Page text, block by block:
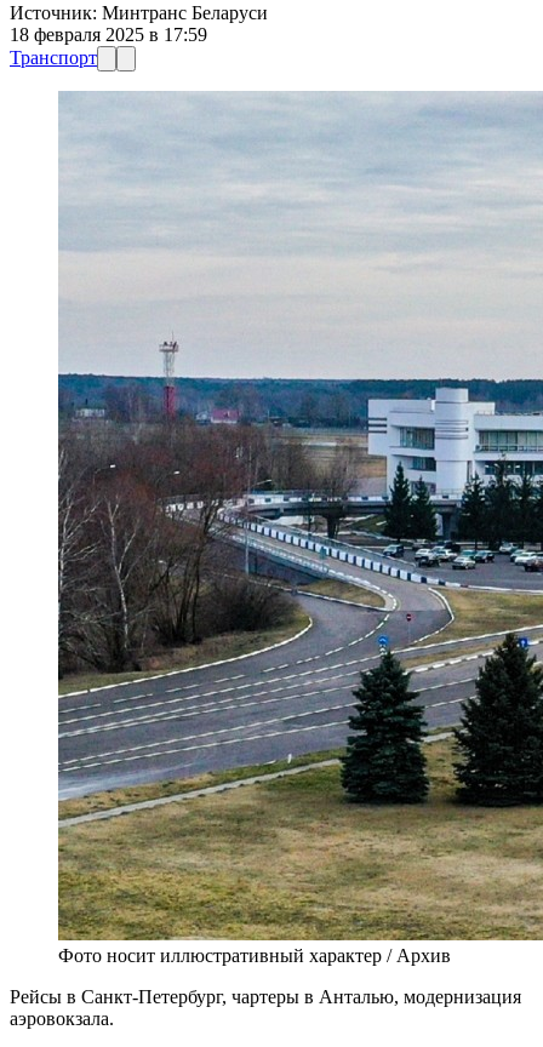
Источник: Минтранс Беларуси
18 февраля 2025 в 17:59
Транспорт
Фото носит иллюстративный характер / Архив
Рейсы в Санкт-Петербург, чартеры в Анталью, модернизация
аэровокзала.